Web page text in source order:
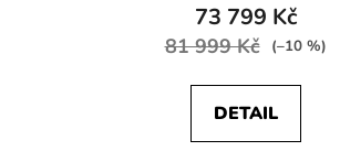
73 799 Kč
81 999 Kč (–10 %)
DETAIL